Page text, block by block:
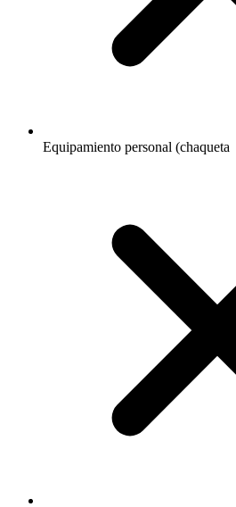
Equipamiento personal (chaqueta